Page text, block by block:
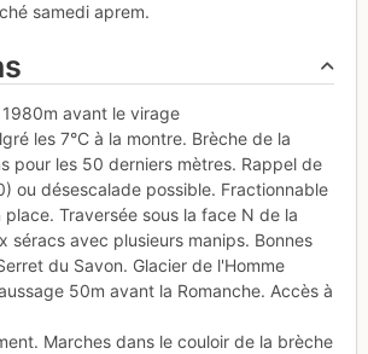
samedi aprem.
avant le virage
les 7°C à la montre. Brèche de la
pour les 50 derniers mètres. Rappel de
ou désescalade possible. Fractionnable
place. Traversée sous la face N de la
séracs avec plusieurs manips. Bonnes
du Savon. Glacier de l'Homme
50m avant la Romanche. Accès à
Marches dans le couloir de la brèche